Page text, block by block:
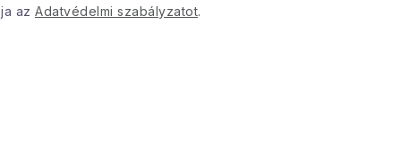
az Adatvédelmi szabályzatot.